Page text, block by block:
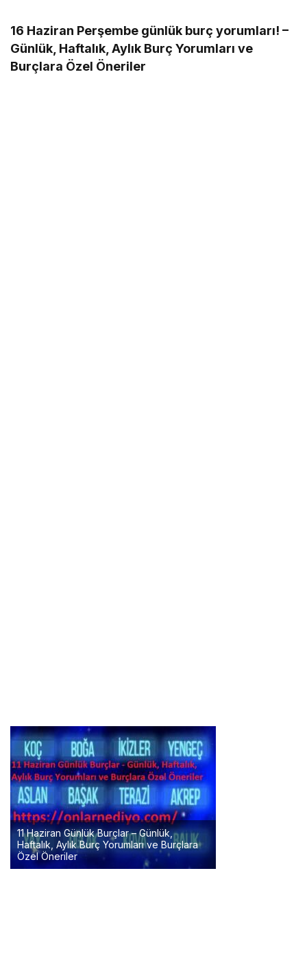
16 Haziran Perşembe günlük burç yorumları! –
Günlük, Haftalık, Aylık Burç Yorumları ve
Burçlara Özel Öneriler
11 Haziran Günlük Burçlar – Günlük,
Haftalık, Aylık Burç Yorumları ve Burçlara
Özel Öneriler